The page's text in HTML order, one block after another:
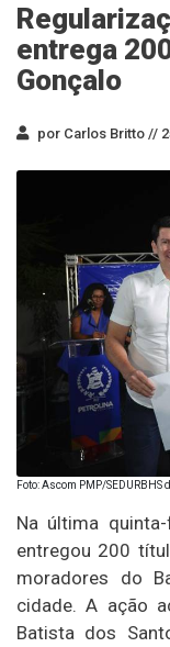
entrega
Gonçalo
por Carlos Britto //
Foto: Ascom PMP/SEDURBHS
Na última
entregou 200
moradores do
cidade. A ação
Batista dos